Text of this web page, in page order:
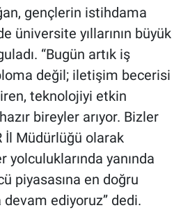
gençlerin istihdama
üniversite yıllarının büyük
“Bugün artık iş
değil; iletişim becerisi
teknolojiyi etkin
bireyler arıyor. Bizler
İl Müdürlüğü olarak
yanında
piyasasına en doğru
ediyoruz’’ dedi.